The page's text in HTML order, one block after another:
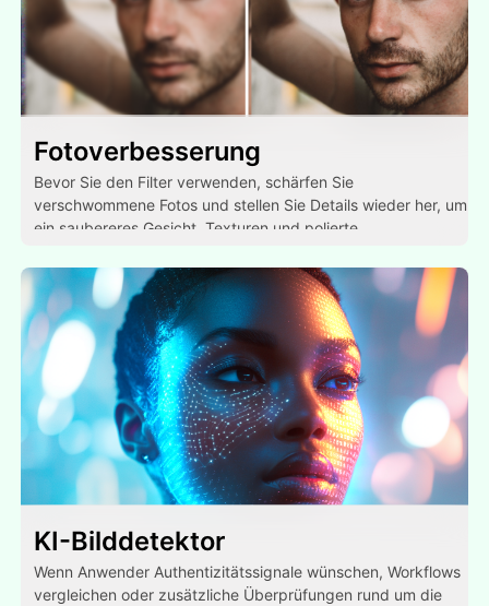
Fotoverbesserung
Bevor Sie den Filter verwenden, schärfen Sie
verschwommene Fotos und stellen Sie Details wieder her, um
ein saubereres Gesicht, Texturen und polierte
KI-Bilddetektor
Wenn Anwender Authentizitätssignale wünschen, Workflows
vergleichen oder zusätzliche Überprüfungen rund um die